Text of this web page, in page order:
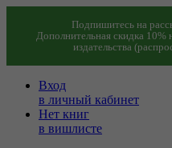
Подпишитесь на
Дополнительная скидка 10%
издательства
Вход
в личный кабинет
Нет книг
в вишлисте